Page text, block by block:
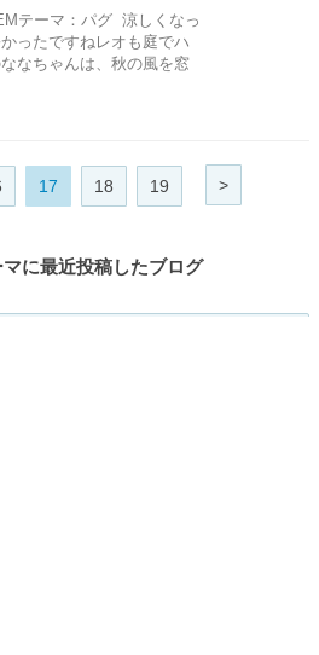
テーマ：パグ 涼しくなっ
ったですねレオも庭でハ
なちゃんは、秋の風を窓
17 18 19 >
に最近投稿したブログ